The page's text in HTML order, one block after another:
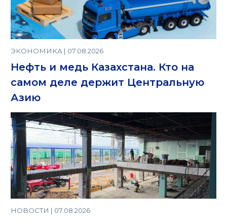
ЭКОНОМИКА | 07.08.2026
Нефть и медь Казахстана. Кто на
самом деле держит Центральную
Азию
НОВОСТИ | 07.08.2026